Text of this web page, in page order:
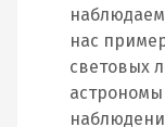
нас
световых